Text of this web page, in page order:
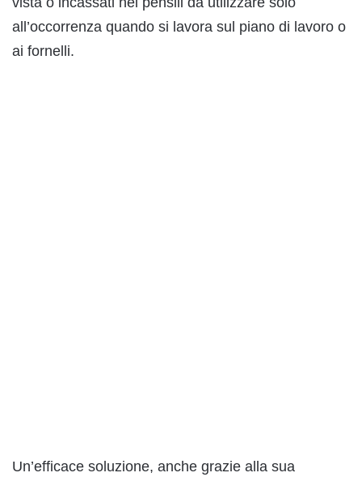
all’occorrenza quando si lavora sul piano di lavoro o
ai fornelli.
Un’efficace soluzione, anche grazie alla sua